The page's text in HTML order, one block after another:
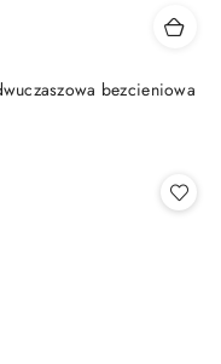
bezcieniowa